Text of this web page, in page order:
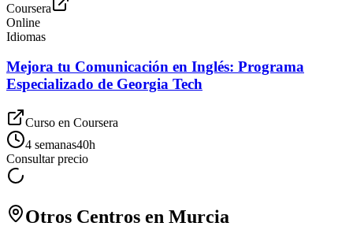
Coursera
Online
Idiomas
Mejora tu Comunicación en Inglés: Programa
Especializado de Georgia Tech
Curso en Coursera
4 semanas40h
Consultar precio
Otros Centros en Murcia